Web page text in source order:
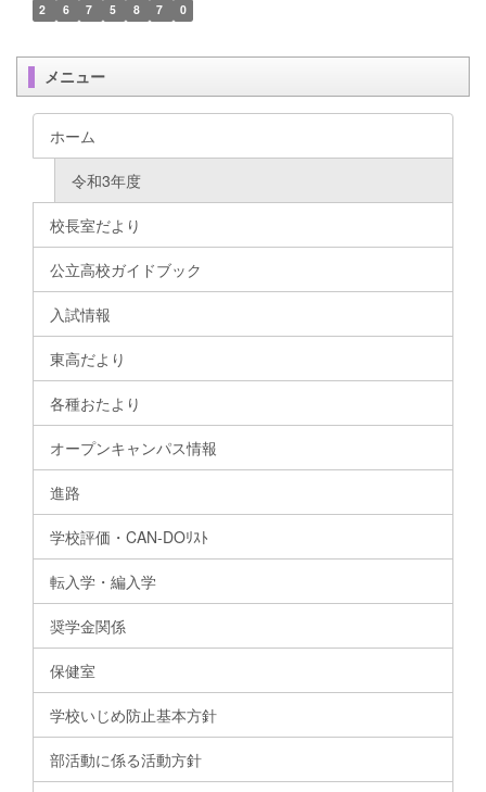
2 6 7 5 8 7 0
メニュー
ホーム
令和3年度
校長室だより
公立高校ガイドブック
入試情報
東高だより
各種おたより
オープンキャンパス情報
進路
学校評価・CAN-DOﾘｽﾄ
転入学・編入学
奨学金関係
保健室
学校いじめ防止基本方針
部活動に係る活動方針